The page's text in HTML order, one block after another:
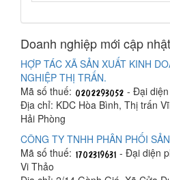
Doanh nghiệp mới cập
HỢP TÁC XÃ SẢN XUẤT KINH
NGHIỆP THỊ TRẤN.
Mã số thuế:
- Đại
Địa chỉ: KDC Hòa Bình, Thị trấn
Hải Phòng
CÔNG TY TNHH PHÂN PHỐI
Mã số thuế:
- Đại diện
Vi Thảo